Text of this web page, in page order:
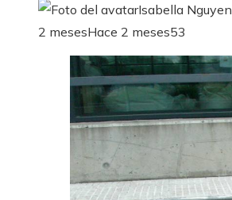
Isabella Nguyen
2 mesesHace 2 meses53